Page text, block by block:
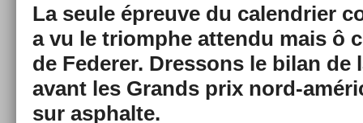
La seule épre­uve du calendri­er
a vu le tri­omphe at­tendu mais ô
de Feder­er. Dres­sons le bilan de
avant les Grands prix nord-
sur as­phal­te.